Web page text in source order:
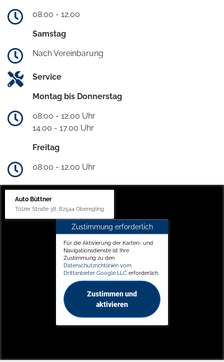
08.00 - 12.00
Samstag
Nach Vereinbarung
Service
Montag bis Donnerstag
08.00 - 12.00 Uhr
14.00 - 17.00 Uhr
Freitag
08.00 - 12.00 Uhr
Auto Büttner
Tölzer Straße 38, 82544 Oberegling
Zustimmung erforderlich
Für die Aktivierung der Karten- und
Navigationsdienste ist Ihre
Zustimmung zu den
Datenschutzrichtlinien vom
Drittanbieter Google LLC erforderlich.
Zustimmen und
aktivieren